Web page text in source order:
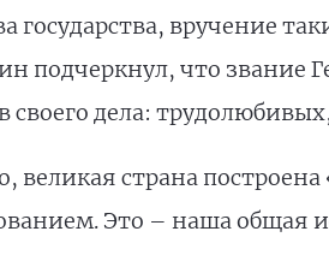
государства, вручение
подчеркнул, что звание
своего дела:
великая страна
Это – наша общая